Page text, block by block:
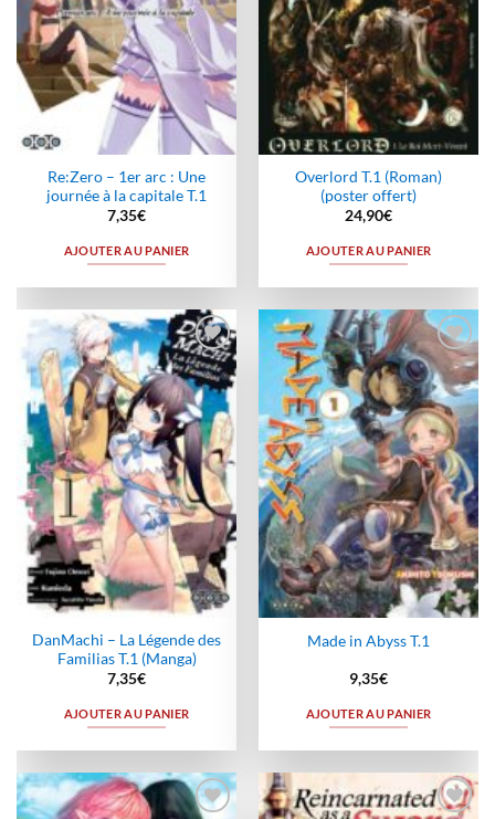
Re:Zero – 1er arc : Une
journée à la capitale T.1
7,35€
AJOUTER AU PANIER
Overlord T.1 (Roman)
(poster offert)
24,90€
AJOUTER AU PANIER
Ajouter
à la
wishlist
DanMachi – La Légende des
Familias T.1 (Manga)
7,35€
AJOUTER AU PANIER
Ajouter
à la
wishlist
Made in Abyss T.1
9,35€
AJOUTER AU PANIER